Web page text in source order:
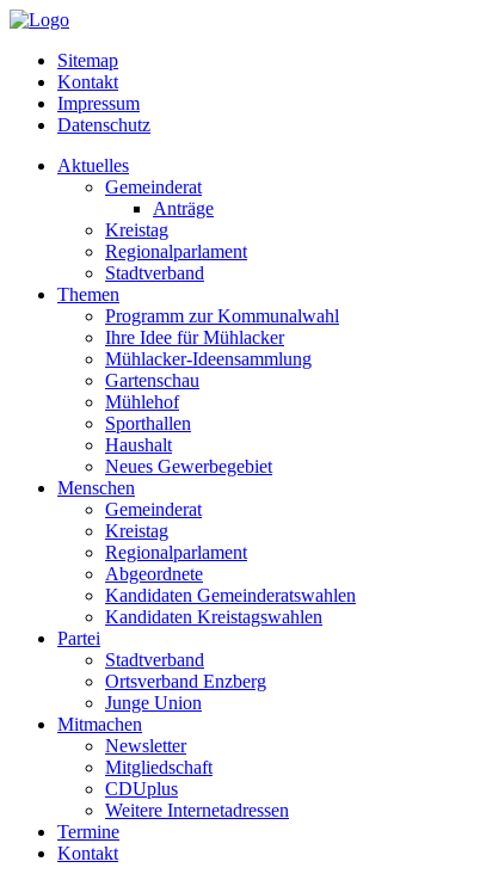
Sitemap
Kontakt
Impressum
Datenschutz
Aktuelles
Gemeinderat
Anträge
Kreistag
Regionalparlament
Stadtverband
Themen
Programm zur Kommunalwahl
Ihre Idee für Mühlacker
Mühlacker-Ideensammlung
Gartenschau
Mühlehof
Sporthallen
Haushalt
Neues Gewerbegebiet
Menschen
Gemeinderat
Kreistag
Regionalparlament
Abgeordnete
Kandidaten Gemeinderatswahlen
Kandidaten Kreistagswahlen
Partei
Stadtverband
Ortsverband Enzberg
Junge Union
Mitmachen
Newsletter
Mitgliedschaft
CDUplus
Weitere Internetadressen
Termine
Kontakt